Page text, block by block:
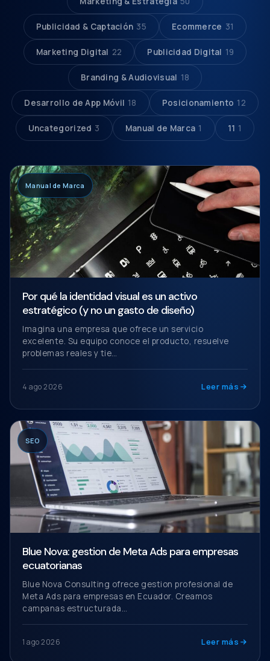
Publicidad & Captación 35 Ecommerce 31
Marketing Digital 22 Publicidad Digital 19
Branding & Audiovisual 18
Desarrollo de App Móvil 18 Posicionamiento 12
Uncategorized 3 Manual de Marca 1 11 1
Manual de Marca
Por qué la identidad visual es un activo
estratégico (y no un gasto de diseño)
Imagina una empresa que ofrece un servicio
excelente. Su equipo conoce el producto, resuelve
problemas reales y tie…
4 ago 2026 Leer más
SEO
Blue Nova: gestion de Meta Ads para empresas
ecuatorianas
Blue Nova Consulting ofrece gestion profesional de
Meta Ads para empresas en Ecuador. Creamos
campanas estructurada…
1 ago 2026 Leer más